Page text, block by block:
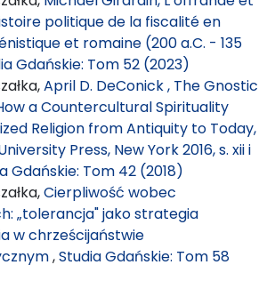
politique de la fiscalité en
et romaine (200 a.C. - 135
Gdańskie: Tom 52 (2023)
April D. DeConick , The Gnostic
a Countercultural Spirituality
Religion from Antiquity to Today,
Press, New York 2016, s. xii i
Gdańskie: Tom 42 (2018)
Cierpliwość wobec
„tolerancja" jako strategia
w chrześcijaństwie
,Studia Gdańskie: Tom 58